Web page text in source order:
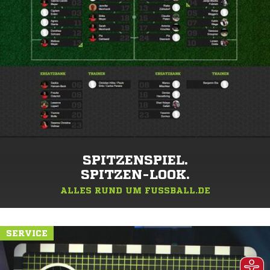
SPITZENSPIEL.
SPITZEN-LOOK.
ALLES RUND UM FUSSBALL.DE
SERVICE